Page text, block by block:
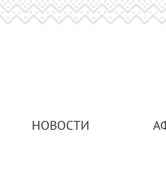
НОВОСТИ